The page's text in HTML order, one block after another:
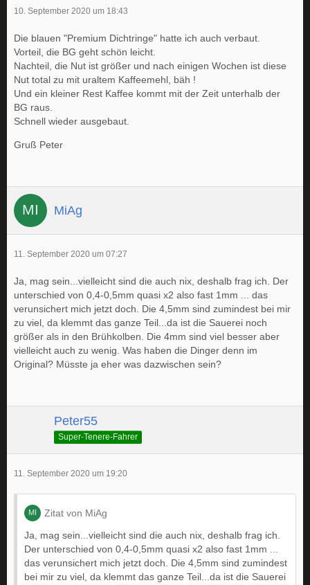
10. September 2020 um 18:43
Die blauen "Premium Dichtringe" hatte ich auch verbaut.
Vorteil, die BG geht schön leicht.
Nachteil, die Nut ist größer und nach einigen Wochen ist diese
Nut total zu mit uraltem Kaffeemehl, bäh !
Und ein kleiner Rest Kaffee kommt mit der Zeit unterhalb der
BG raus.
Schnell wieder ausgebaut.
Gruß Peter
MiAg
11. September 2020 um 07:27
Ja, mag sein...vielleicht sind die auch nix, deshalb frag ich. Der
unterschied von 0,4-0,5mm quasi x2 also fast 1mm ... das
verunsichert mich jetzt doch. Die 4,5mm sind zumindest bei mir
zu viel, da klemmt das ganze Teil...da ist die Sauerei noch
größer als in den Brühkolben. Die 4mm sind viel besser aber
vielleicht auch zu wenig. Was haben die Dinger denn im
Original? Müsste ja eher was dazwischen sein?
Peter55
Super-Tenere-Fahrer
11. September 2020 um 19:20
Zitat von MiAg
Ja, mag sein...vielleicht sind die auch nix, deshalb frag ich.
Der unterschied von 0,4-0,5mm quasi x2 also fast 1mm ...
das verunsichert mich jetzt doch. Die 4,5mm sind zumindest
bei mir zu viel, da klemmt das ganze Teil...da ist die Sauerei